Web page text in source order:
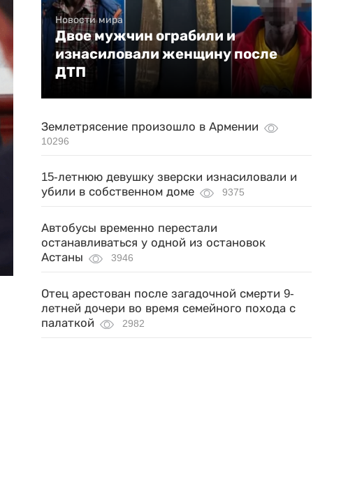
Новости мира
Двое мужчин ограбили и
изнасиловали женщину после
ДТП
Землетрясение произошло в Армении
10296
15-летнюю девушку зверски изнасиловали и
убили в собственном доме
9375
Автобусы временно перестали
останавливаться у одной из остановок
Астаны
3946
Отец арестован после загадочной смерти 9-
летней дочери во время семейного похода с
палаткой
2982